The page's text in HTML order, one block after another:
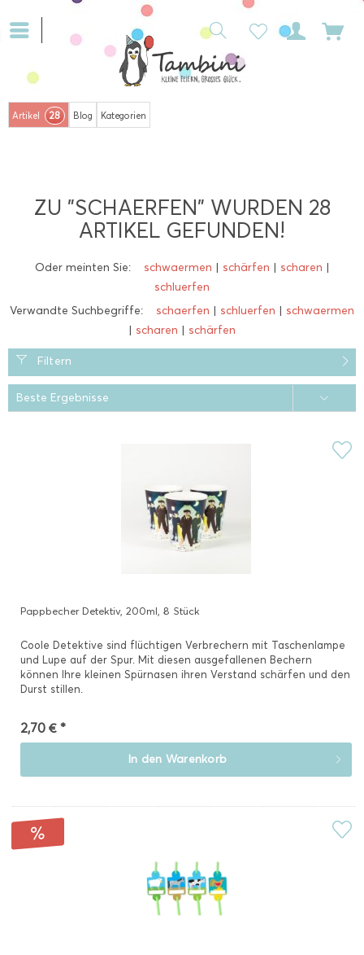
Artikel 28 Blog Kategorien
ZU "SCHAERFEN" WURDEN 28
ARTIKEL GEFUNDEN!
Oder meinten Sie: schwaermen | schärfen | scharen |
schluerfen
Verwandte Suchbegriffe:
schaerfen | schluerfen | schwaermen
| scharen | schärfen
Filtern
Pappbecher Detektiv, 200ml, 8 Stück
Coole Detektive sind flüchtigen Verbrechern mit Taschenlampe
und Lupe auf der Spur. Mit diesen ausgefallenen Bechern
können Ihre kleinen Spürnasen ihren Verstand schärfen und den
Durst stillen.
2,70 € *
In den Warenkorb